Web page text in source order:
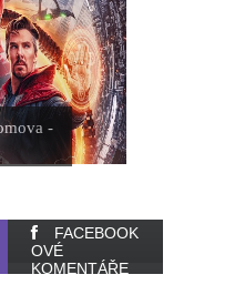
-
FACEBOOK
OVÉ
KOMENTÁŘE